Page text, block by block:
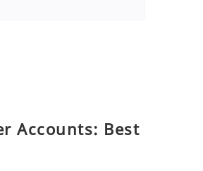
Accounts: Best